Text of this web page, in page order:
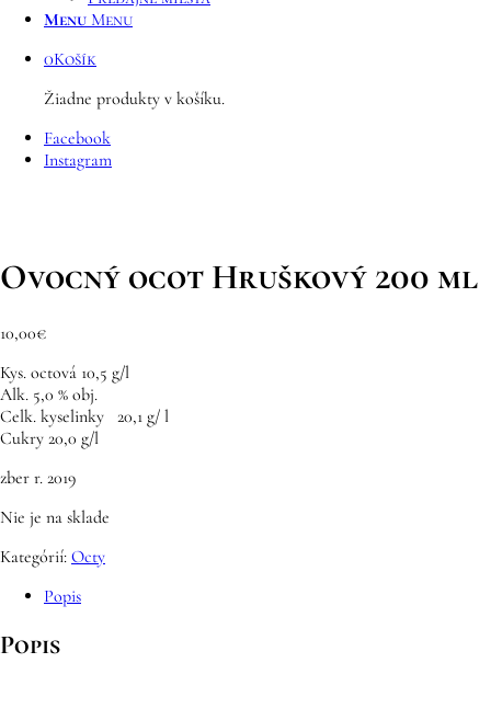
Menu Menu
0Košík
Žiadne produkty v košíku.
Facebook
Instagram
Ovocný ocot Hruškový 200 ml
10,00€
Kys. octová 10,5 g/l
Alk. 5,0 % obj.
Celk. kyselinky 20,1 g/ l
Cukry 20,0 g/l
zber r. 2019
Nie je na sklade
Kategórií: Octy
Popis
Popis